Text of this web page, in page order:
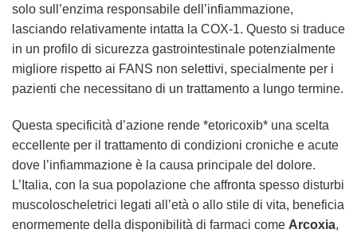
solo sull’enzima responsabile dell’infiammazione,
lasciando relativamente intatta la COX-1. Questo si traduce
in un profilo di sicurezza gastrointestinale potenzialmente
migliore rispetto ai FANS non selettivi, specialmente per i
pazienti che necessitano di un trattamento a lungo termine.
Questa specificità d’azione rende *etoricoxib* una scelta
eccellente per il trattamento di condizioni croniche e acute
dove l’infiammazione è la causa principale del dolore.
L’Italia, con la sua popolazione che affronta spesso disturbi
muscoloscheletrici legati all’età o allo stile di vita, beneficia
enormemente della disponibilità di farmaci come Arcoxia,